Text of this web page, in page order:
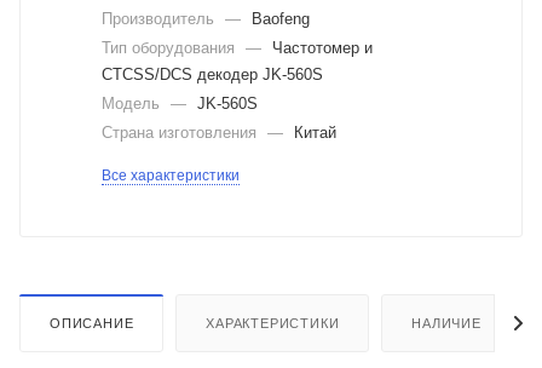
Производитель
—
Baofeng
Тип оборудования
—
Частотомер и
CTCSS/DCS декодер JK-560S
Модель
— JK-560S
Страна изготовления
— Китай
Все характеристики
ОПИСАНИЕ ХАРАКТЕРИСТИКИ НАЛИЧИЕ